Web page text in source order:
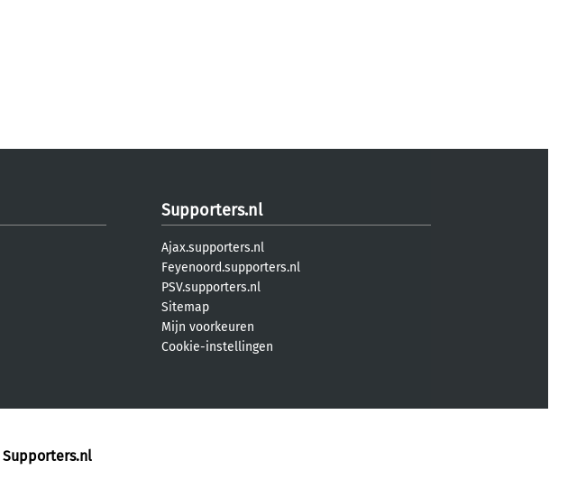
Supporters.nl
Ajax.supporters.nl
Feyenoord.supporters.nl
PSV.supporters.nl
Sitemap
Mijn voorkeuren
Cookie-instellingen
Supporters.nl